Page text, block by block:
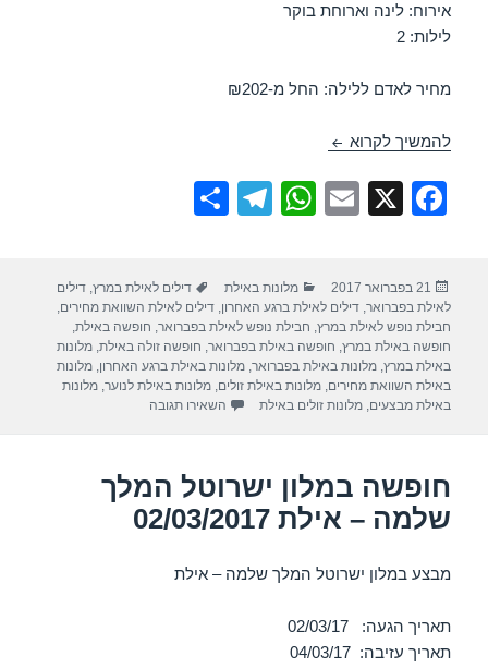
אירוח: לינה וארוחת בוקר
לילות: 2
מחיר לאדם ללילה: החל מ-₪202
להמשיך לקרוא חופשה במלון אורכידאה הריף החדש – אילת 28/02/2017
F
e
b
o
o
X
E
W
s
A
p
p
T
gr
a
m
e
פורסם
בתאריך
21 בפברואר 2017 קטגוריות
מלונות באילת תגיות
דילים לאילת במרץ ,דילים
לאילת בפברואר ,דילים לאילת ברגע האחרון ,דילים לאילת השוואת מחירים
חבילת נופש לאילת במרץ חבילת נופש לאילת בפברואר חופשה באילת
חופשה באילת במרץ חופשה באילת בפברואר חופשה זולה באילת ,מלונות
באילת במרץ ,מלונות באילת בפברואר ,מלונות באילת ברגע האחרון ,מלונות
באילת השוואת מחירים ,מלונות באילת זולים ,מלונות באילת לנוער ,מלונות
באילת מבצעים ,מלונות זולים באילת השאירו תגובה
חופשה במלון ישרוטל המלך
שלמה – אילת 02/03/2017
מבצע במלון ישרוטל המלך שלמה – אילת
תאריך הגעה: 02/03/17
תאריך עזיבה: 04/03/17